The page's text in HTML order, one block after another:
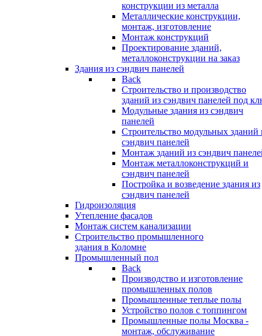
конструкции из металла
Металлические конструкции,
монтаж, изготовление
Монтаж конструкций
Проектирование зданий,
металлоконструкции на заказ
Здания из сэндвич панелей
Back
Строительство и производство
зданий из сэндвич панелей под
Модульные здания из сэндвич
панелей
Строительство модульных зданий
сэндвич панелей
Монтаж зданий из сэндвич
Монтаж металлоконструкций и
сэндвич панелей
Постройка и возведение здания из
сэндвич панелей
Гидроизоляция
Утепление фасадов
Монтаж систем канализации
Строительство промышленного
здания в Коломне
Промышленный пол
Back
Производство и изготовление
промышленных полов
Промышленные теплые полы
Устройство полов с топпингом
Промышленные полы Москва -
монтаж, обслуживание